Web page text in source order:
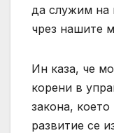
да служим на
чрез нашите
Ин каза, че
корени в
закона,
развитие се